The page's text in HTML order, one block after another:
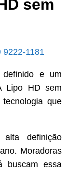
sem
9222-1181
definido e um
Lipo HD sem
que
definição
Moradoras
buscam essa